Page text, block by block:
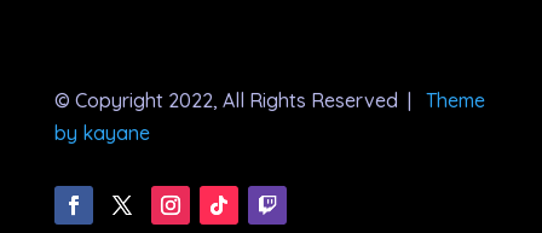
© Copyright 2022, All Rights Reserved |
Theme
by kayane